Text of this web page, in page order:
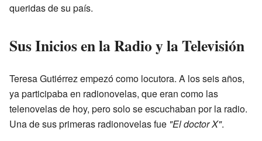
queridas de su país.
Sus Inicios en la Radio y la Televisión
Teresa Gutiérrez empezó como locutora. A los seis años,
ya participaba en radionovelas, que eran como las
telenovelas de hoy, pero solo se escuchaban por la radio.
Una de sus primeras radionovelas fue "El doctor X".